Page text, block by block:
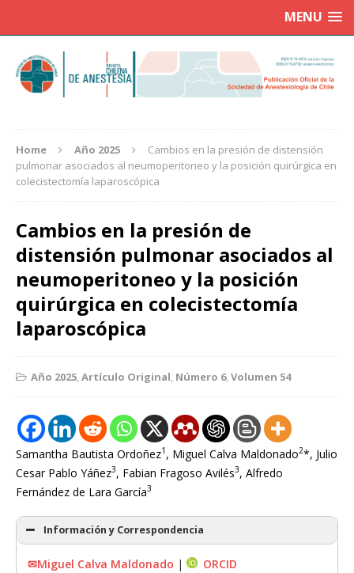
MENU
Home Año 2025
Cambios en la presión de distensión
pulmonar asociados al neumoperitoneo y la posición quirúrgica en
colecistectomía laparoscópica
Cambios en la presión de
distensión pulmonar asociados al
neumoperitoneo y la posición
quirúrgica en colecistectomía
laparoscópica
Año 2025,Artículo Original, Número 6,Volumen 54
Samantha Bautista Ordoñez1 , Miguel Calva Maldonado2*, Julio
Cesar Pablo Yáñez3, Fabian Fragoso Avilés3, Alfredo
Fernández de Lara García3
Información y Correspondencia
✉Miguel Calva Maldonado | ORCID